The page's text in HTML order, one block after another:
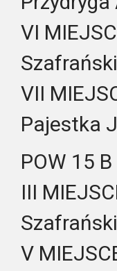
VI
VII
Pajestka
POW 15
III
V